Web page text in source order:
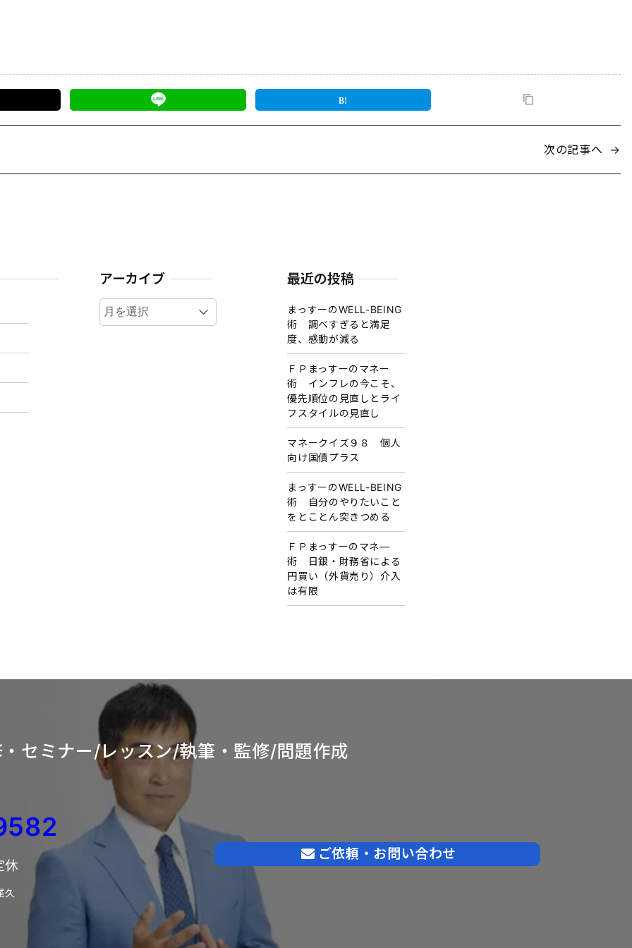
次の記事へ →
アーカイブ
ア
ー
最近の投稿
まっすーのWELL-BEING
術 調べすぎると満足
度、感動が減る
ＦＰまっすーのマネー
術 インフレの今こそ、
優先順位の見直しとライ
フスタイルの見直し
マネークイズ９８ 個人
向け国債プラス
まっすーのWELL-BEING
術 自分のやりたいこと
をとことん突きつめる
ＦＰまっすーのマネ―
術 日銀・財務省による
円買い（外貨売り）介入
は有限
セミナー/レッスン/執筆・監修/問題作成
休
久
ご依頼・お問い合わせ